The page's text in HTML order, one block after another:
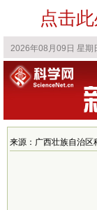
点击
来源：广西壮族自治区